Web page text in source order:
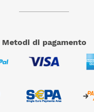
metodi di pagamento